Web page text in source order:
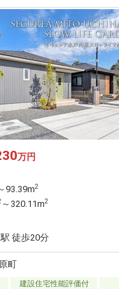
万円
93.39m2
～320.11m2
徒歩20分
町
建設住宅性能評価付